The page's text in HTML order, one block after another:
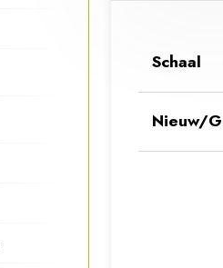
Schaal
Nieuw/